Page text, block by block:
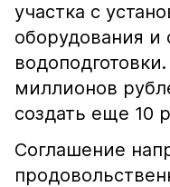
участка с
оборудования и
миллионов
создать еще 10
Соглашение